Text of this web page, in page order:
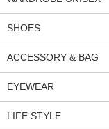
SHOES
ACCESSORY & BAG
EYEWEAR
LIFE STYLE